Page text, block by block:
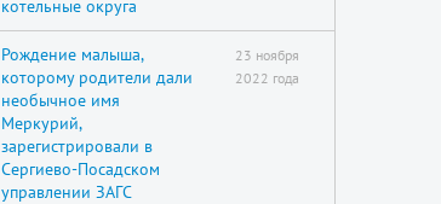
котельные округа
Рождение малыша,
которому родители дали
необычное имя
Меркурий,
зарегистрировали в
Сергиево-Посадском
управлении ЗАГС
23 ноября
2022 года